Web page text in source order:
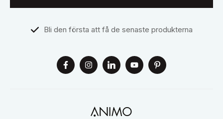
Bli den första att få de senaste produkterna